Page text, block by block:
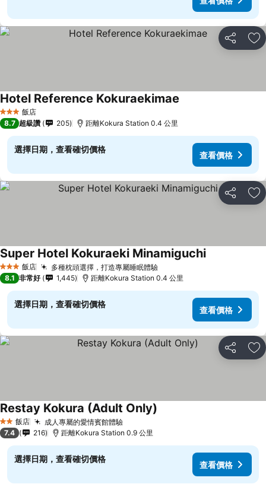
分享 加
3 星級 飯店
Hotel Reference Kokuraekimae
8.7 超級讚 205 距離Kokura Station 0.4 公里
選擇日期，查看確切價格
查看價格
分享 加
3 星級 飯店 多種枕頭選擇，打造專屬睡眠體驗
Super Hotel Kokuraeki Minamiguchi
8.1 非常好 1,445 距離Kokura Station 0.4 公里
選擇日期，查看確切價格
查看價格
分享 加
2 星級飯店 成人專屬的愛情賓館體驗
Restay Kokura (Adult Only)
7.4 216 距離Kokura Station 0.9 公里
選擇日期，查看確切價格
查看價格